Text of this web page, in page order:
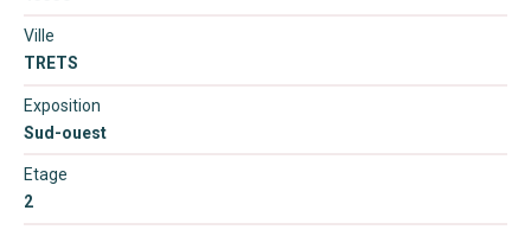
Ville
TRETS
Exposition
Sud-ouest
Etage
2